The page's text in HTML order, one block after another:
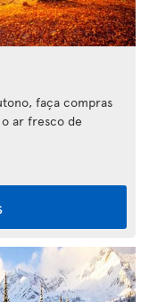
faça compras
ar fresco de